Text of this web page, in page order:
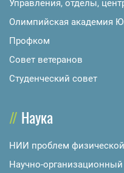
Управления, отделы,
Олимпийская академия
Профком
Совет ветеранов
Студенческий совет
Наука
НИИ проблем физической
Научно-организационный